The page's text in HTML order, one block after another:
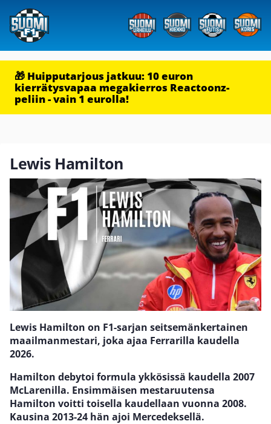
🎁 Huipputarjous jatkuu: 10 euron
kierrätysvapaa megakierros Reactoonz-
peliin - vain 1 eurolla!
Lewis Hamilton
Lewis Hamilton on F1-sarjan seitsemänkertainen
maailmanmestari, joka ajaa Ferrarilla kaudella
2026.
Hamilton debytoi formula ykkösissä kaudella 2007
McLarenilla. Ensimmäisen mestaruutensa
Hamilton voitti toisella kaudellaan vuonna 2008.
Kausina 2013-24 hän ajoi Mercedeksellä.